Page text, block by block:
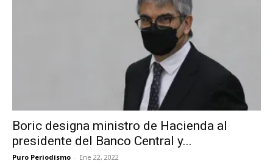
Boric designa ministro de Hacienda al
presidente del Banco Central y...
Puro Periodismo - Ene 22, 2022